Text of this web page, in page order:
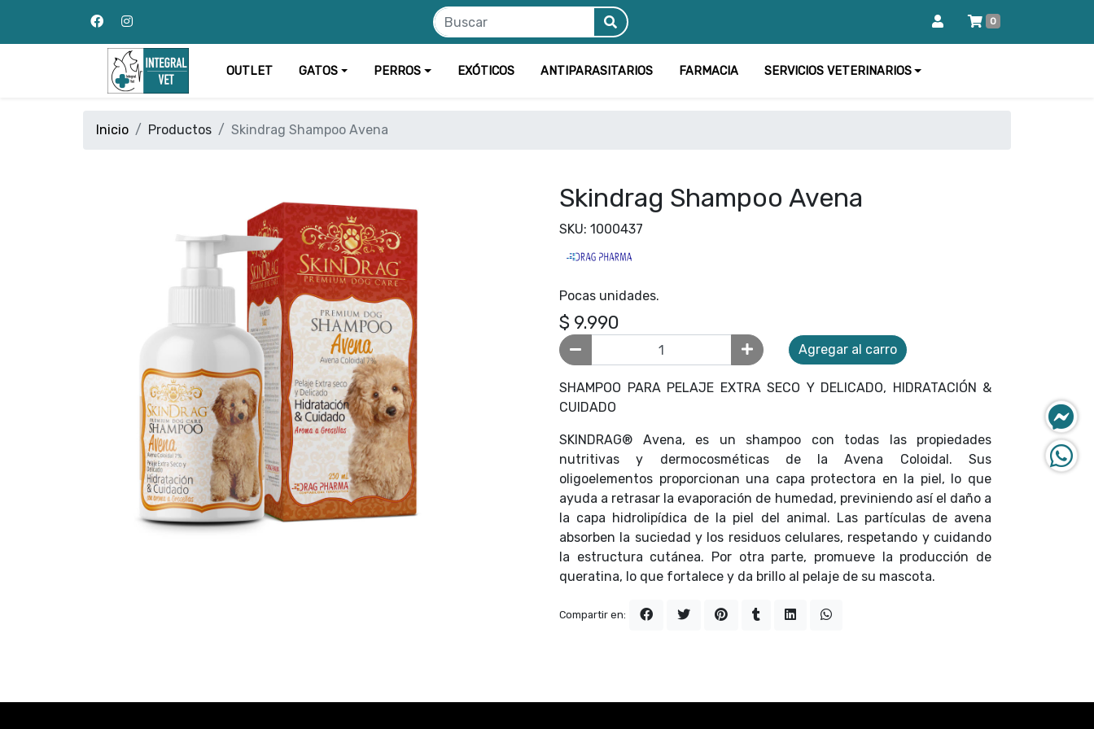
0
OUTLET GATOS PERROS EXÓTICOS ANTIPARASITARIOS FARMACIA SERVICIOS VETERINARIOS
Inicio Productos Skindrag Shampoo Avena
Skindrag Shampoo Avena
SKU: 1000437
Pocas unidades.
$ 9.990
Agregar al carro
SHAMPOO PARA PELAJE EXTRA SECO Y DELICADO, HIDRATACIÓN &
CUIDADO
SKINDRAG® Avena, es un shampoo con todas las propiedades
nutritivas y dermocosméticas de la Avena Coloidal. Sus
oligoelementos proporcionan una capa protectora en la piel, lo que
ayuda a retrasar la evaporación de humedad, previniendo así el daño a
la capa hidrolipídica de la piel del animal. Las partículas de avena
absorben la suciedad y los residuos celulares, respetando y cuidando
la estructura cutánea. Por otra parte, promueve la producción de
queratina, lo que fortalece y da brillo al pelaje de su mascota.
Compartir en: